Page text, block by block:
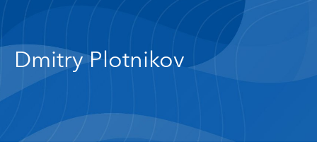
Dmitry Plotnikov